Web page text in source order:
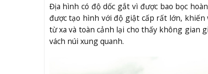
Địa hình có độ dốc gắt vì được bao bọc
được tạo hình với độ giật cấp rất lớn, khiến
từ xa và toàn cảnh lại cho thấy không gian
vách núi xung quanh.